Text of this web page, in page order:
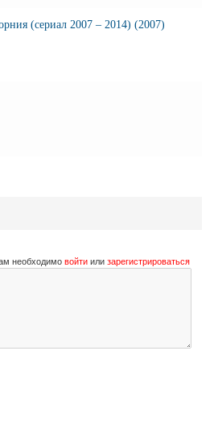
(сериал 2007 – 2014) (2007)
необходимо войти или зарегистрироваться